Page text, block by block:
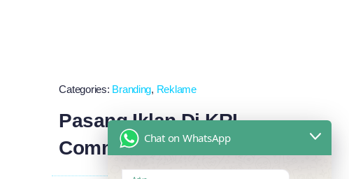
Categories: Branding, Reklame
Pasang Iklan Di KRL
Commuter Line Bogor
Chat on WhatsApp